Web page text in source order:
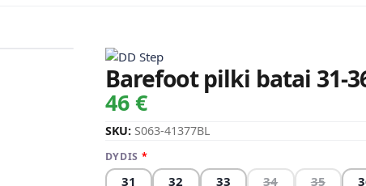
Barefoot pilki batai 31-
46 €
SKU: S063-41377BL
DYDIS
31 32 33 34 35